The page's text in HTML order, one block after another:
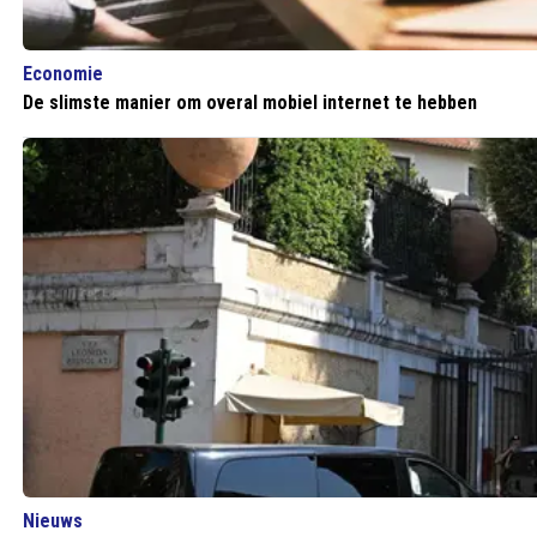
Economie
De slimste manier om overal mobiel internet te hebben
Nieuws